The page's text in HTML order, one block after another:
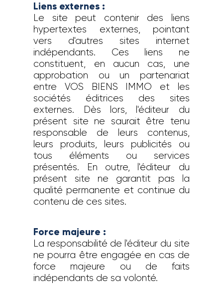
Liens externes :
Le site peut contenir des liens
hypertextes externes, pointant
vers d'autres sites internet
indépendants. Ces liens ne
constituent, en aucun cas, une
approbation ou un partenariat
entre VOS BIENS IMMO et les
sociétés éditrices des sites
externes. Dès lors, l'éditeur du
présent site ne saurait être tenu
responsable de leurs contenus,
leurs produits, leurs publicités ou
tous éléments ou services
présentés. En outre, l'éditeur du
présent site ne garantit pas la
qualité permanente et continue du
contenu de ces sites.
Force majeure :
La responsabilité de l'éditeur du site
ne pourra être engagée en cas de
force majeure ou de faits
indépendants de sa volonté.